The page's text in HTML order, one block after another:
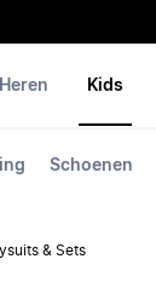
Heren Kids
Schoenen
& Sets